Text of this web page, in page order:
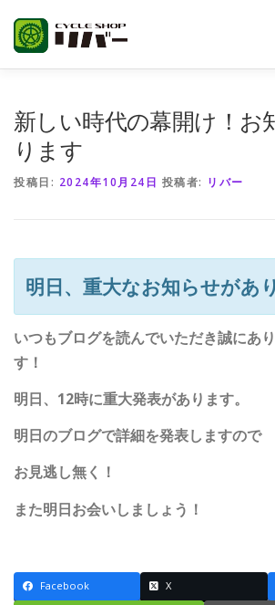
新しい時代の幕開け！お
ります
投稿日: 2024年10月24日 投稿者: リバー
明日、重大なお知らせがあ
いつもブログを読んでいただき誠にあ
す！
明日、12時に重大発表があります。
明日のブログで詳細を発表しますので
お見逃し無く！
また明日お会いしましょう！
Facebook X